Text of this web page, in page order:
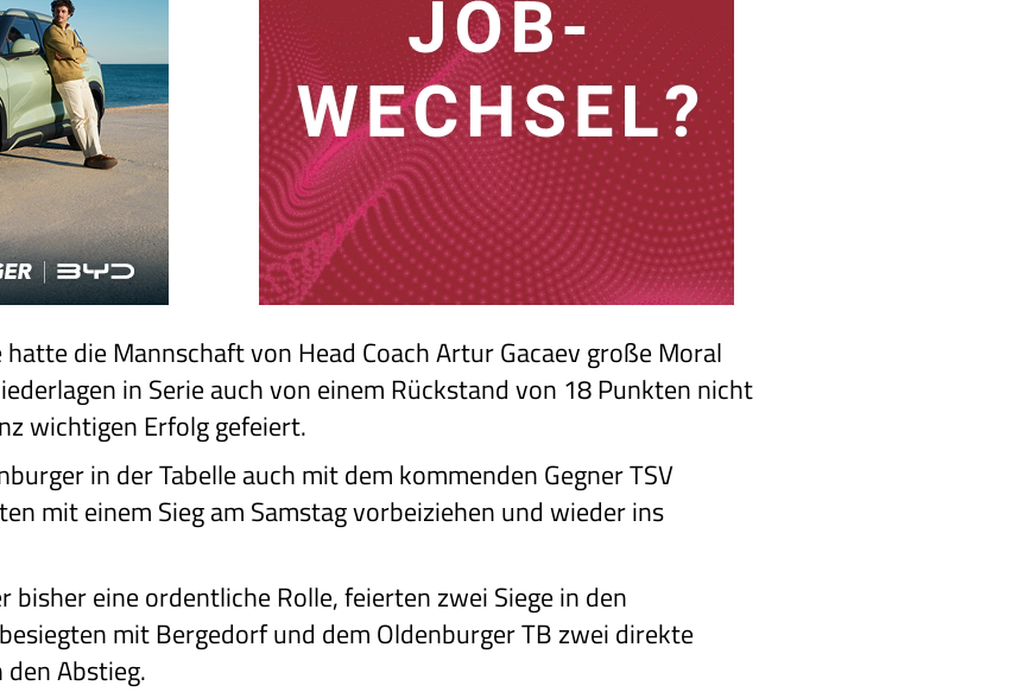
die Mannschaft von Head Coach Artur Gacaev große Moral
in Serie auch von einem Rückstand von 18 Punkten nicht
wichtigen Erfolg gefeiert.
in der Tabelle auch mit dem kommenden Gegner TSV
mit einem Sieg am Samstag vorbeiziehen und wieder ins
bisher eine ordentliche Rolle, feierten zwei Siege in den
mit Bergedorf und dem Oldenburger TB zwei direkte
Abstieg.